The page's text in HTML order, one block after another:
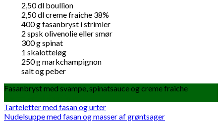
2,50dl boullion
2,50dlcreme fraiche 38%
400gfasanbryst i strimler
2 spsk olivenolie eller smør
300gspinat
1 skalotteløg
250gmarkchampignon
salt og peber
Fasanbryst med svampe, spinatsauce og creme fraiche
Tarteletter med fasan og urter
Nudelsuppe med fasan og masser af grøntsager